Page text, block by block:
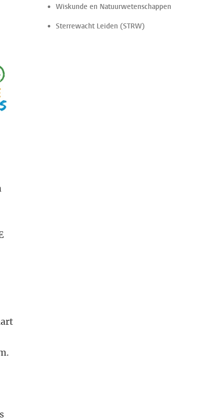
Wiskunde en Natuurwetenschappen
Sterrewacht Leiden (STRW)